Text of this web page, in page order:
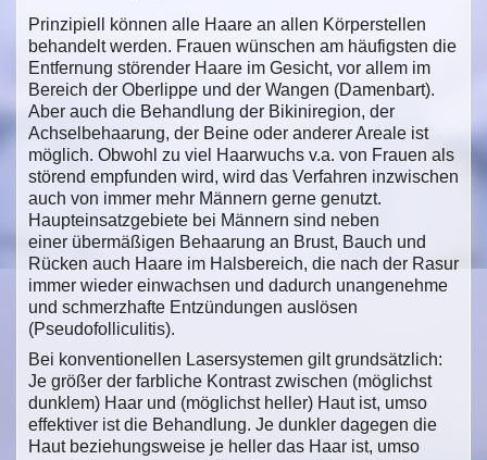
Prinzipiell können alle Haare an allen Körperstellen
behandelt werden. Frauen wünschen am häufigsten die
Entfernung störender Haare im Gesicht, vor allem im
Bereich der Oberlippe und der Wangen (Damenbart).
Aber auch die Behandlung der Bikiniregion, der
Achselbehaarung, der Beine oder anderer Areale ist
möglich. Obwohl zu viel Haarwuchs v.a. von Frauen als
störend empfunden wird, wird das Verfahren inzwischen
auch von immer mehr Männern gerne genutzt.
Haupteinsatzgebiete bei Männern sind neben
einer übermäßigen Behaarung an Brust, Bauch und
Rücken auch Haare im Halsbereich, die nach der Rasur
immer wieder einwachsen und dadurch unangenehme
und schmerzhafte Entzündungen auslösen
(Pseudofolliculitis).
Bei konventionellen Lasersystemen gilt grundsätzlich:
Je größer der farbliche Kontrast zwischen (möglichst
dunklem) Haar und (möglichst heller) Haut ist, umso
effektiver ist die Behandlung. Je dunkler dagegen die
Haut beziehungsweise je heller das Haar ist, umso